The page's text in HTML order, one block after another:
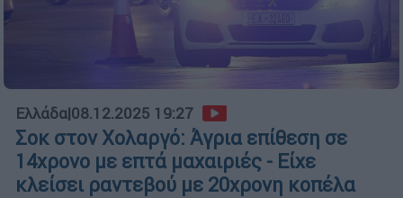
Ελλάδα|08.12.2025 19:27
Σοκ στον Χολαργό: Άγρια επίθεση σε
14χρονο με επτά μαχαιριές - Είχε
κλείσει ραντεβού με 20χρονη κοπέλα